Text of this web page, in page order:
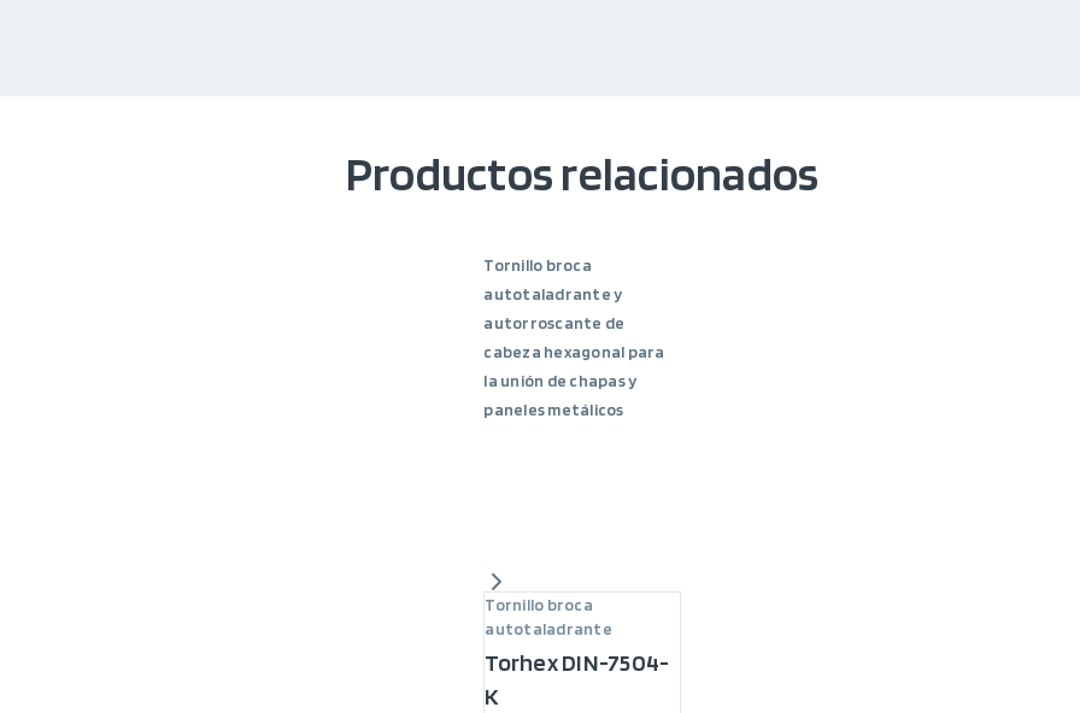
Productos relacionados
Tornillo broca
autotaladrante y
autorroscante de
cabeza hexagonal para
la unión de chapas y
paneles metálicos
Tornillo broca
autotaladrante
Torhex DIN-7504-
K